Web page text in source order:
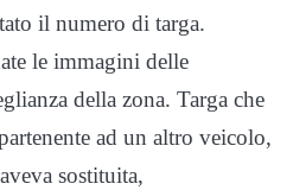
il numero di targa.
le immagini delle
della zona. Targa che
ad un altro veicolo,
sostituita,